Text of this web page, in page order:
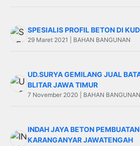
SPESIALIS PROFIL BETON DI
29 Maret 2021 | BAHAN BANGUNAN
UD.SURYA GEMILANG JUAL
BLITAR JAWA TIMUR
7 November 2020 | BAHAN BANGUNAN
INDAH JAYA BETON
KARANGANYAR JAWATENGAH